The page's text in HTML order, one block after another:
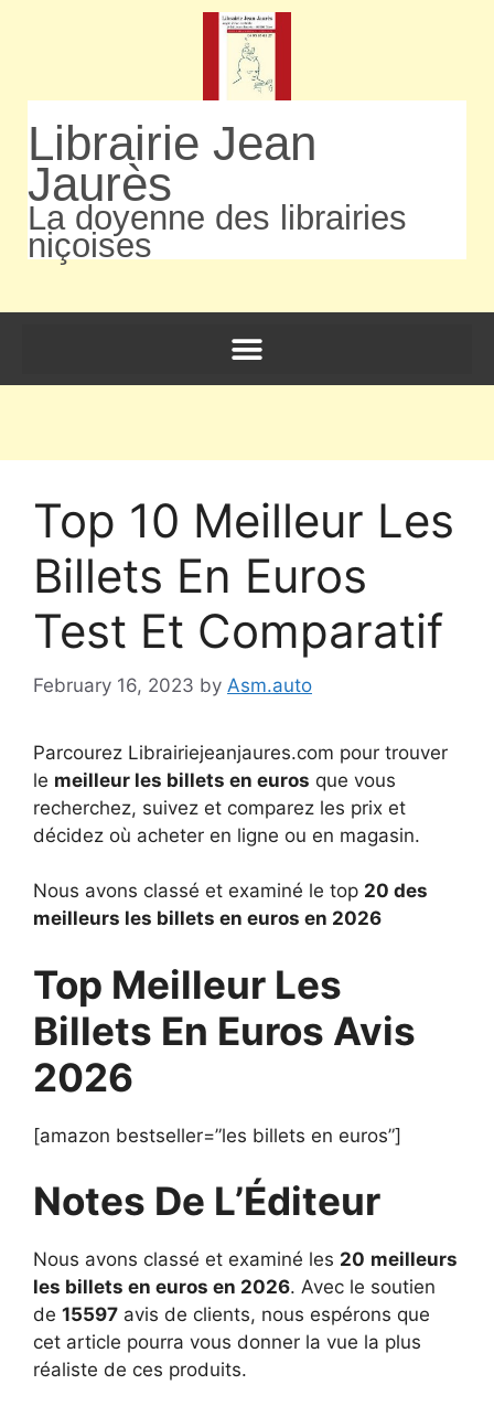
Librairie Jean
Jaurès
La doyenne des librairies
niçoises
Top 10 Meilleur Les
Billets En Euros
Test Et Comparatif
February 16, 2023 by Asm.auto
Parcourez Librairiejeanjaures.com pour trouver
le meilleur les billets en euros que vous
recherchez, suivez et comparez les prix et
décidez où acheter en ligne ou en magasin.
Nous avons classé et examiné le top 20 des
meilleurs les billets en euros en 2026
Top Meilleur Les
Billets En Euros Avis
2026
[amazon bestseller=”les billets en euros”]
Notes De L’Éditeur
Nous avons classé et examiné les 20 meilleurs
les billets en euros en 2026. Avec le soutien
de 15597 avis de clients, nous espérons que
cet article pourra vous donner la vue la plus
réaliste de ces produits.